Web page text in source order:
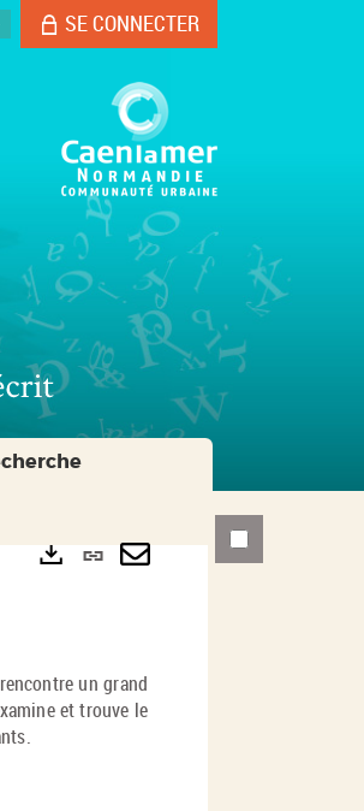
SE CONNECTER
un grand
et trouve le
Lien
fenêtre)
mail